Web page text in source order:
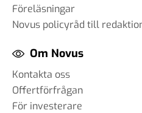
Föreläsningar
Novus policyråd till
Om Novus
Kontakta oss
Offertförfrågan
För investerare